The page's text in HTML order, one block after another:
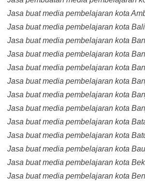
Jasa buat media pembelajaran kota
Jasa buat media pembelajaran kota
Jasa buat media pembelajaran kota
Jasa buat media pembelajaran kota
Jasa buat media pembelajaran kota
Jasa buat media pembelajaran kota
Jasa buat media pembelajaran kota
Jasa buat media pembelajaran kota
Jasa buat media pembelajaran kota
Jasa buat media pembelajaran kota
Jasa buat media pembelajaran kota
Jasa buat media pembelajaran kota
Jasa buat media pembelajaran kota